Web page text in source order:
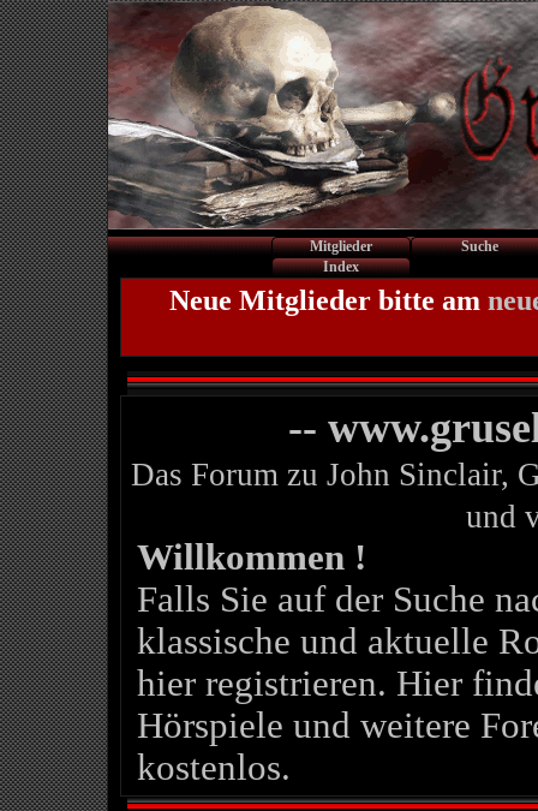
Mitglieder
Suche
Index
Neue Mitglieder bitte am
--
Das Forum zu John Sinclair,
und
Willkommen !
Falls Sie auf der Suche
klassische und aktuelle
hier registrieren. Hier
Hörspiele und weitere
kostenlos.